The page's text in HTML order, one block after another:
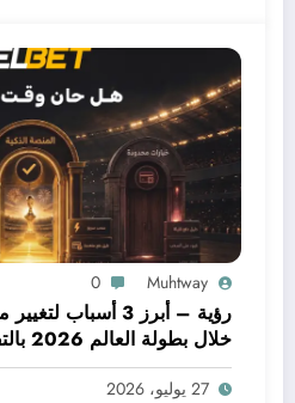
Muhtway
0
رؤية – أبرز 3 أسباب
خلال بطولة العالم 2026 بالتفصيل
27 يوليو، 2026